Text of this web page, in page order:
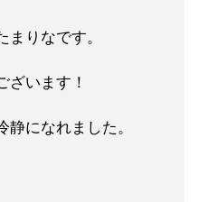
りなです。
ざいます！
になれました。